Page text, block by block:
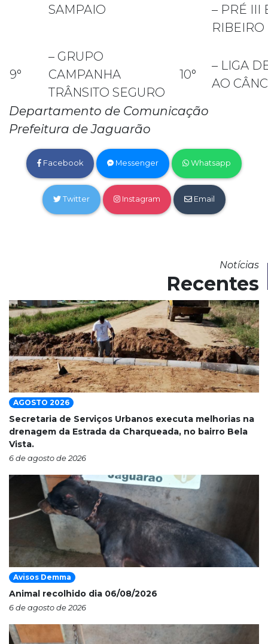
SAMPAIO
– PRÉ III
RIBEIRO
9°
– GRUPO
CAMPANHA
TRÂNSITO SEGURO
10°
– LIGA
AO
Departamento de Comunicação
Prefeitura de Jaguarão
Facebook Messenger Whatsapp
Twitter Instagram Email
Notícias
Recentes
AGOSTO 2026
Secretaria de Serviços Urbanos executa melhorias na
drenagem da Estrada da Charqueada, no bairro Bela
Vista.
6 de agosto de 2026
Avisos Demma
Animal recolhido dia 06/08/2026
6 de agosto de 2026